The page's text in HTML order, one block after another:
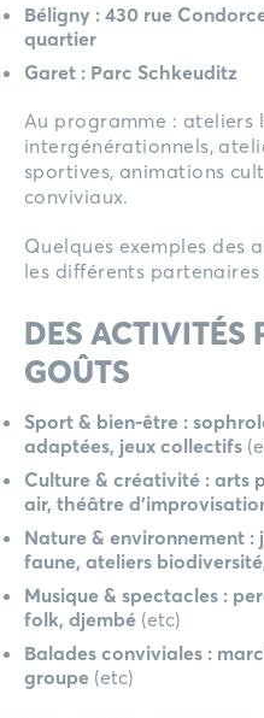
Béligny : 430 rue
quartier
Garet : Parc Schkeuditz
Au programme : ateliers
intergénérationnels,
sportives, animations
conviviaux.
Quelques exemples des
les différents partenaires
DES ACTIVITÉS
GOÛTS
Sport & bien-être :
adaptées, jeux collectifs
Culture & créativité : arts
air, théâtre
Nature & environnement
faune, ateliers
Musique & spectacles :
folk, djembé (etc)
Balades conviviales :
groupe (etc)